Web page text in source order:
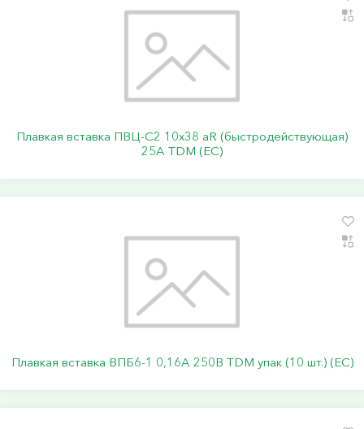
Плавкая вставка ПВЦ-С2 10х38 aR (быстродействующая)
25А TDM (ЕС)
Плавкая вставка ВПБ6-1 0,16А 250В TDM упак (10 шт.) (ЕС)